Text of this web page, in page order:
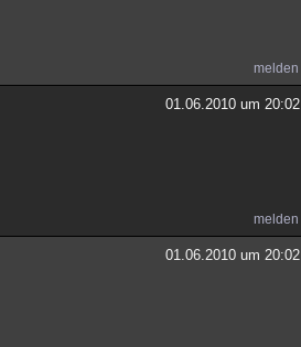
melden
01.06.2010 um 20:02
melden
01.06.2010 um 20:02